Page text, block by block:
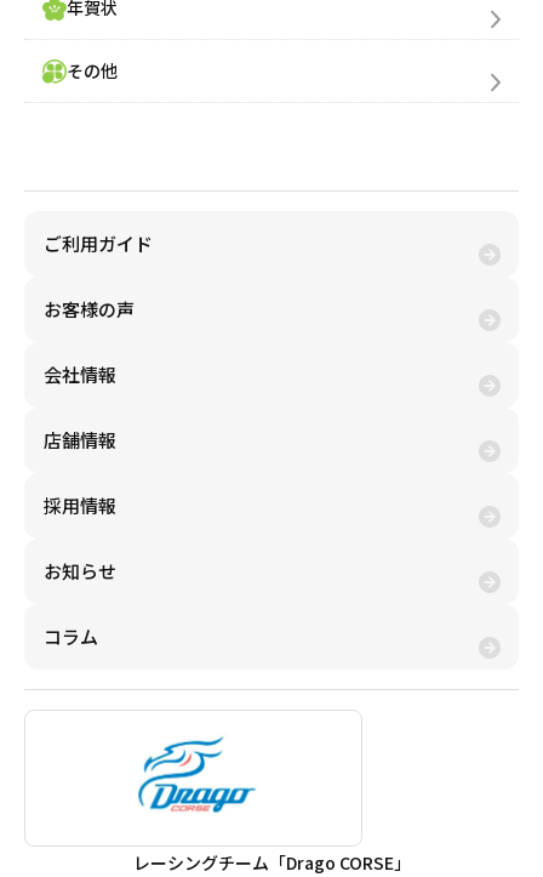
年賀状
その他
ご利用ガイド
お客様の声
会社情報
店舗情報
採用情報
お知らせ
コラム
レーシングチーム「Drago CORSE」